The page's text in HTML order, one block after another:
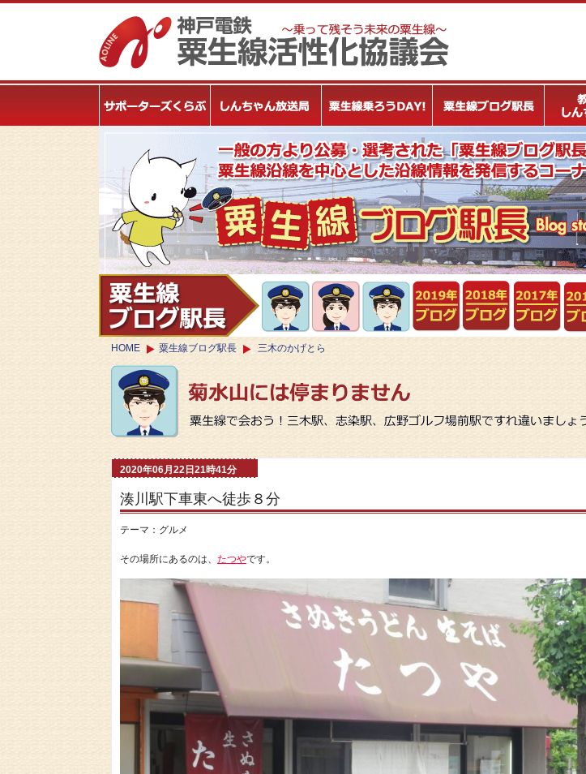
HOME 粟生線ブログ駅長 三木のかげとら
2020年06月22日21時41分
湊川駅下車東へ徒歩８分
テーマ： グルメ
その場所にあるのは、 たつやです。